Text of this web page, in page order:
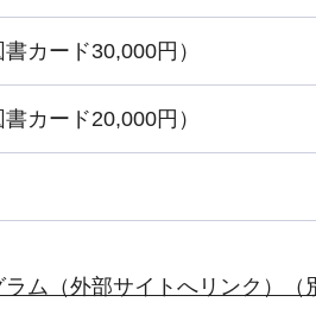
カード30,000円）
カード20,000円）
ム（外部サイトへリンク）（